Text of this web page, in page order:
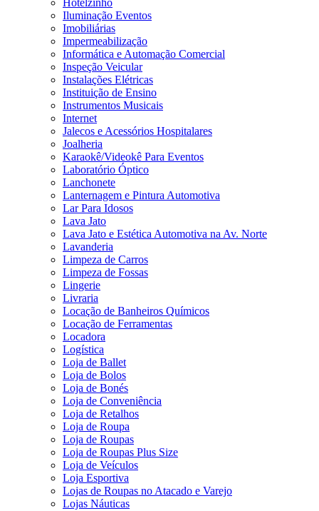
Hotelzinho
Iluminação Eventos
Imobiliárias
Impermeabilização
Informática e Automação Comercial
Inspeção Veicular
Instalações Elétricas
Instituição de Ensino
Instrumentos Musicais
Internet
Jalecos e Acessórios Hospitalares
Joalheria
Karaokê/Videokê Para Eventos
Laboratório Óptico
Lanchonete
Lanternagem e Pintura Automotiva
Lar Para Idosos
Lava Jato
Lava Jato e Estética Automotiva na Av. Norte
Lavanderia
Limpeza de Carros
Limpeza de Fossas
Lingerie
Livraria
Locação de Banheiros Químicos
Locação de Ferramentas
Locadora
Logística
Loja de Ballet
Loja de Bolos
Loja de Bonés
Loja de Conveniência
Loja de Retalhos
Loja de Roupa
Loja de Roupas
Loja de Roupas Plus Size
Loja de Veículos
Loja Esportiva
Lojas de Roupas no Atacado e Varejo
Lojas Náuticas